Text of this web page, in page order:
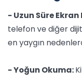
- Uzun Süre Ekran
telefon ve diğer
en yaygın
- Yoğun Okuma: